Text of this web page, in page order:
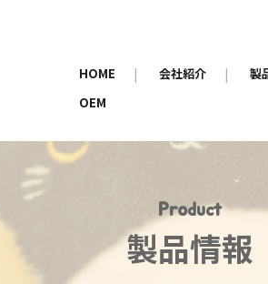
HOME | 会社紹介 | 製
OEM
Product
製品情報